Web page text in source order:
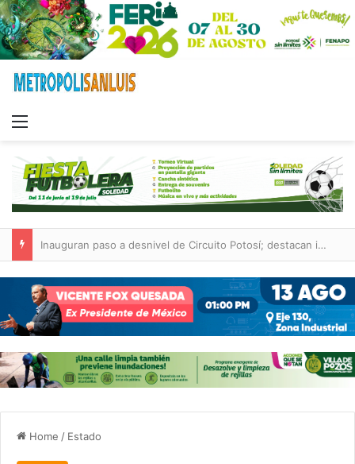
Centro de Capacitación en San Francisco ofrecerá talleres y buscará certificación para sus alumnos
Home / Estado